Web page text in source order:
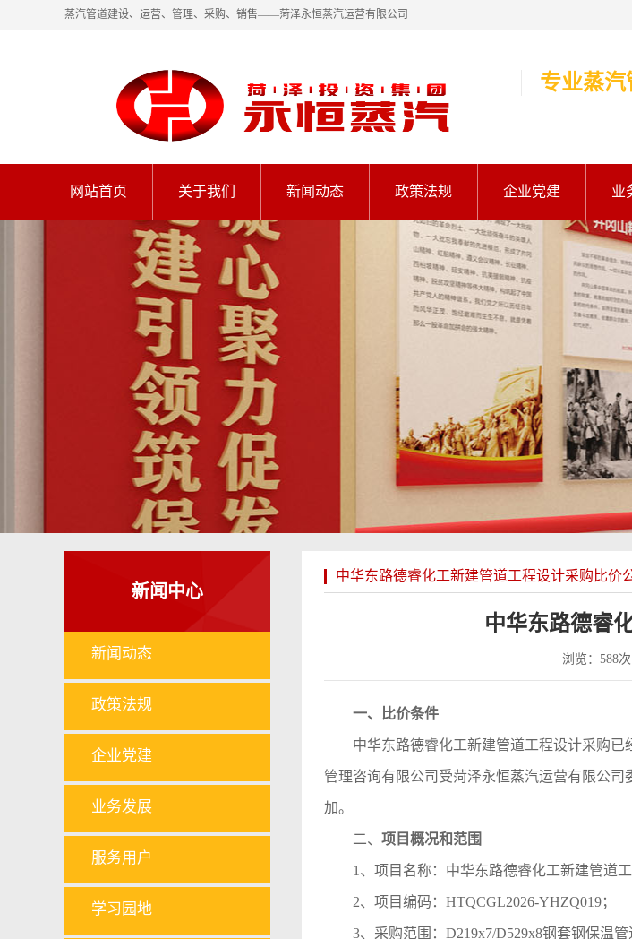
蒸汽管道建设、运营、管理、采购、销售——菏泽永恒蒸汽运营有限公司
专业蒸
网站首页 关于我们 新闻动态 政策法规 企业党建 业
新闻中心
新闻动态
政策法规
企业党建
业务发展
服务用户
学习园地
中华东路德睿化工新建管道工程设计采购比价
中华东路德睿
浏览：588
一、比价条件
中华东路德睿化工新建管道工程设计采购已
管理咨询有限公司 受菏泽永恒蒸汽运营有限公司
加。
二、 项目概况和范围
1、项目名称：中华东路德睿化工新建管道工
2、项目编码：HTQCGL2026-YHZQ019；
3、 采购范围：D219x7/D529x8钢套钢保温